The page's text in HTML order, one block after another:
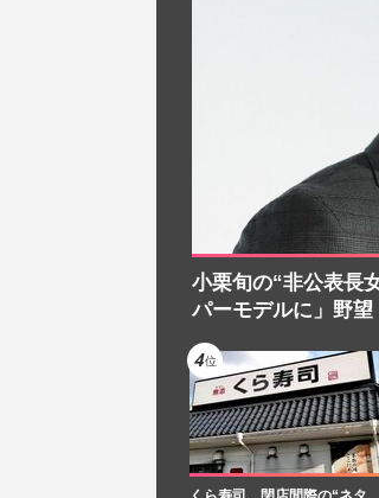
小栗旬の“非公表長
パーモデルに」野望